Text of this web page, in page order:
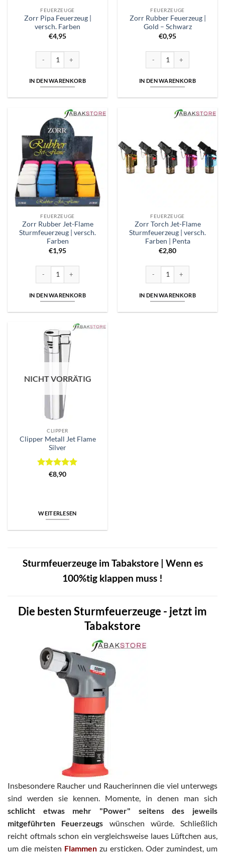
FEUERZEUGE
Zorr Pipa Feuerzeug |
versch. Farben
€4,95
Zorr Pipa Feuerzeug | versch. Farben Menge
IN DEN WARENKORB
FEUERZEUGE
Zorr Rubber Feuerzeug |
Gold – Schwarz
€0,95
Zorr Rubber Feuerzeug |
IN DEN WARENKORB
FEUERZEUGE
Zorr Rubber Jet-Flame
Sturmfeuerzeug | versch.
Farben
€1,95
Zorr Rubber Jet-Flame Sturmfeuerzeug | versch. Farben Menge
IN DEN WARENKORB
FEUERZEUGE
Zorr Torch Jet-Flame
Sturmfeuerzeug | versch.
Farben | Penta
€2,80
Zorr Torch Jet-Flame
IN DEN WARENKORB
NICHT VORRÄTIG
CLIPPER
Clipper Metall Jet Flame
Silver
Bewertet
€8,90
WEITERLESEN
Sturmfeuerzeuge im Tabakstore | Wenn es
100%tig klappen muss !
Die besten Sturmfeuerzeuge - jetzt im
Tabakstore
Insbesondere Raucher und Raucherinnen die viel unterwegs
sind werden sie kennen. Momente, in denen man sich
schlicht etwas mehr "Power" seitens des jeweils
mitgeführten Feuerzeugs wünschen würde. Schließlich
reicht oftmals schon ein vergleichsweise laues Lüftchen aus,
um die meisten Flammen zu ersticken. Oder zumindest, um